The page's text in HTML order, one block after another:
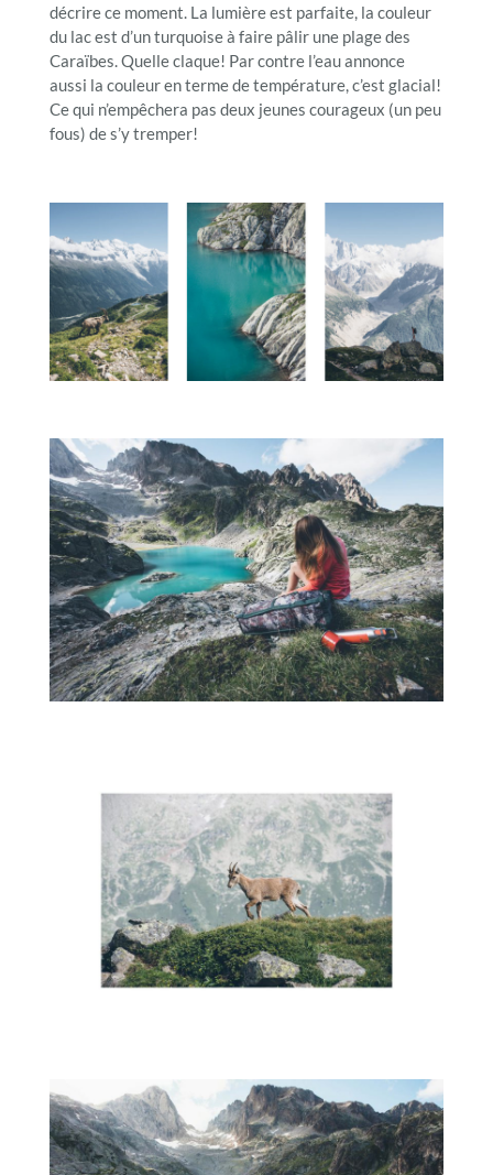
décrire ce moment. La lumière est parfaite, la couleur
du lac est d’un turquoise à faire pâlir une plage des
Caraïbes. Quelle claque! Par contre l’eau annonce
aussi la couleur en terme de température, c’est glacial!
Ce qui n’empêchera pas deux jeunes courageux (un peu
fous) de s’y tremper!